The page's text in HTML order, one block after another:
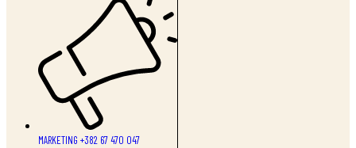
MARKETING +382 67 470 047